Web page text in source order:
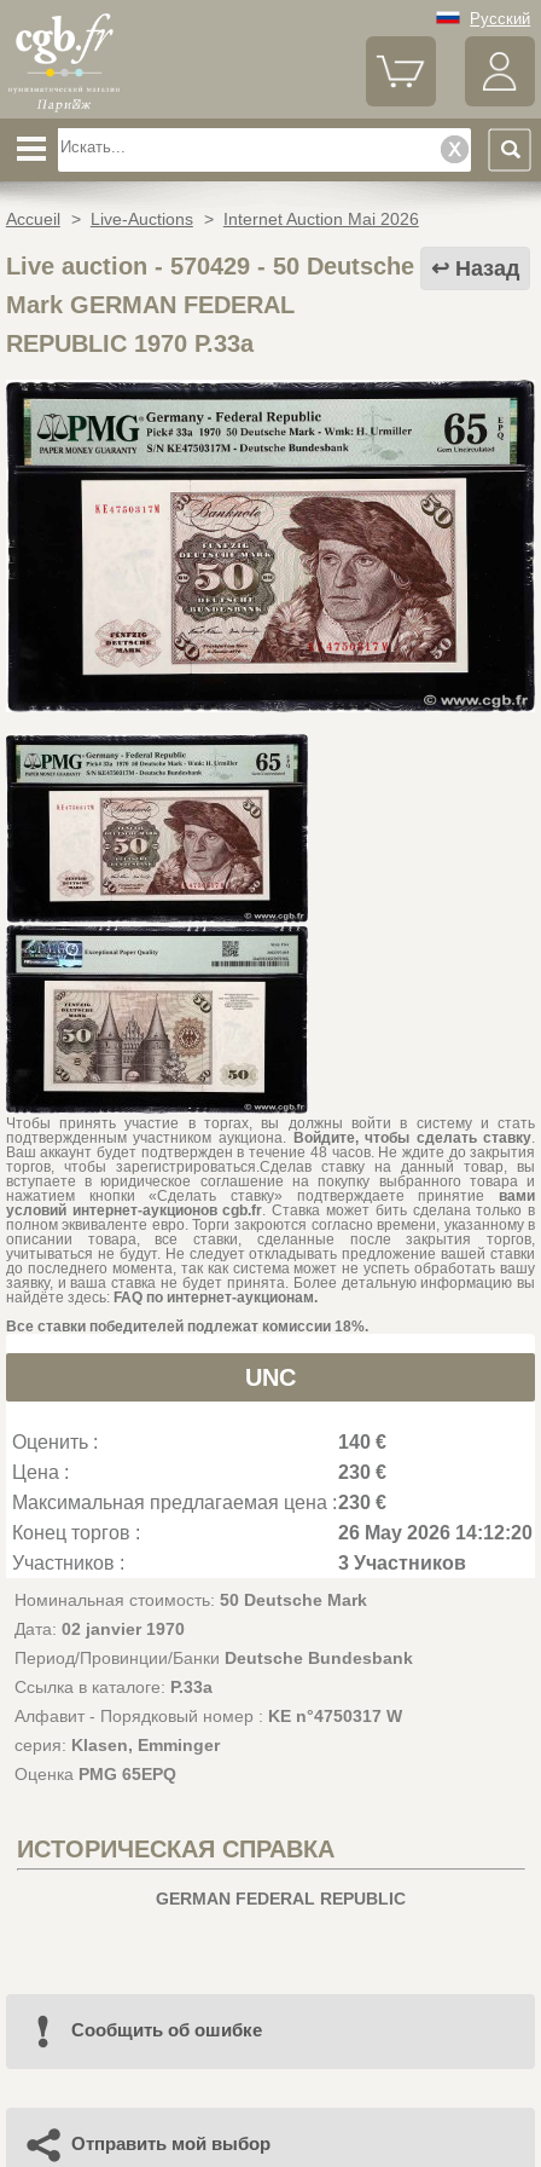
Русский
Accueil > Live-Auctions > Internet Auction Mai 2026
Назад
Live auction - 570429- 50 Deutsche
Mark GERMAN FEDERAL
REPUBLIC 1970 P.33a
Чтобы принять участие в торгах, вы должны войти в систему и стать
подтвержденным участником аукциона. Войдите, чтобы сделать ставку.
Ваш аккаунт будет подтвержден в течение 48 часов. Не ждите до закрытия
торгов, чтобы зарегистрироваться.Сделав ставку на данный товар, вы
вступаете в юридическое соглашение на покупку выбранного товара и
нажатием кнопки «Сделать ставку» подтверждаете принятие вами
условий интернет-аукционов cgb.fr. Ставка может бить сделана только в
полном эквиваленте евро. Торги закроются согласно времени, указанному в
описании товара, все ставки, сделанные после закрытия торгов,
учитываться не будут. Не следует откладывать предложение вашей ставки
до последнего момента, так как система может не успеть обработать вашу
заявку, и ваша ставка не будет принята. Более детальную информацию вы
найдёте здесь: FAQ по интернет-аукционам.
Все ставки победителей подлежат комиссии 18%.
UNC
Оценить :
140 €
Цена :
230 €
Максимальная предлагаемая цена :230 €
Конец торгов :
26 May 2026 14:12:20
Участников :
3 Участников
Номинальная стоимость: 50 Deutsche Mark
Дата: 02 janvier 1970
Период/Провинции/Банки Deutsche Bundesbank
Ссылка в каталоге: P.33a
Алфавит - Порядковый номер : KE n°4750317 W
серия: Klasen, Emminger
Оценка PMG 65EPQ
ИСТОРИЧЕСКАЯ СПРАВКА
GERMAN FEDERAL REPUBLIC
Cообщить об ошибке
Отправить мой выбор